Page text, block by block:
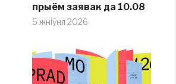
прыём заявак да 10.08
5 жніўня 2026